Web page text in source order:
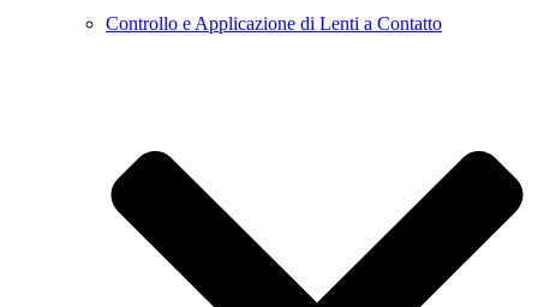
Controllo e Applicazione di Lenti a Contatto